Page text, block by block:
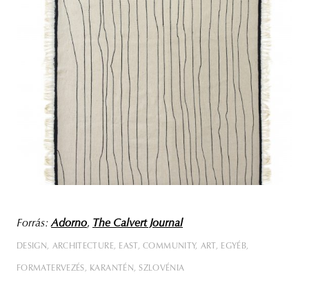
Forrás: Adorno, The Calvert Journal
DESIGN ARCHITECTURE EAST COMMUNITY ART EGYÉB
FORMATERVEZÉS KARANTÉN SZLOVÉNIA